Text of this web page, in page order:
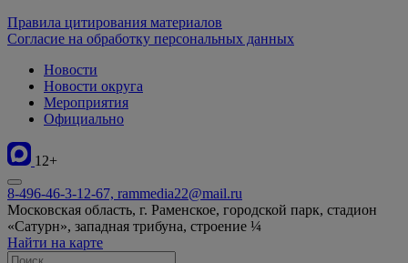
Правила цитирования материалов
Согласие на обработку персональных данных
Новости
Новости округа
Мероприятия
Официально
12+
8-496-46-3-12-67, rammedia22@mail.ru
Московская область, г. Раменское, городской парк, стадион
«Сатурн», западная трибуна, строение ¼
Найти на карте